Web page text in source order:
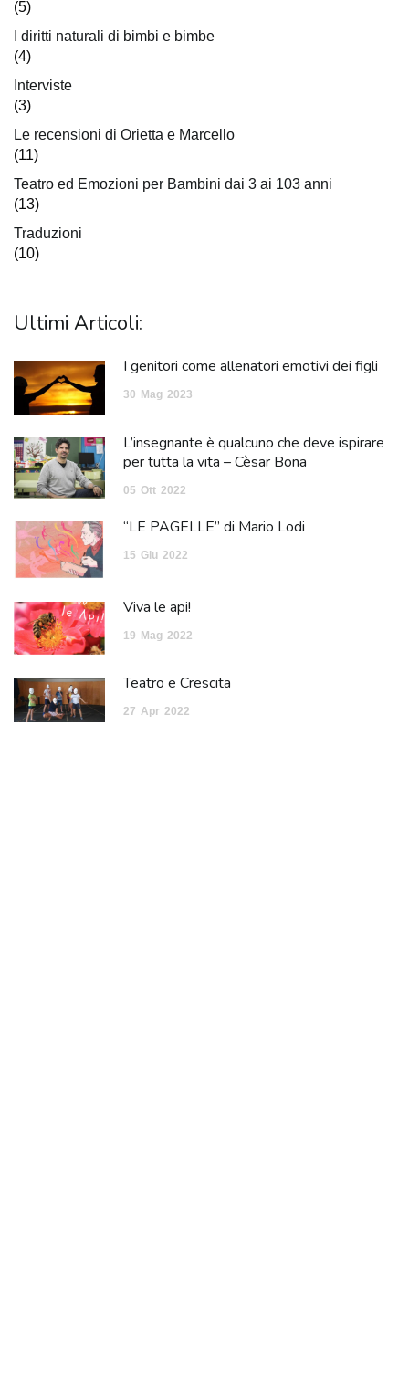
(5)
I diritti naturali di bimbi e bimbe
(4)
Interviste
(3)
Le recensioni di Orietta e Marcello
(11)
Teatro ed Emozioni per Bambini dai 3 ai 103 anni
(13)
Traduzioni
(10)
Ultimi Articoli:
I genitori come allenatori emotivi dei figli
30 Mag 2023
L’insegnante è qualcuno che deve ispirare
per tutta la vita – Cèsar Bona
05 Ott 2022
“LE PAGELLE” di Mario Lodi
15 Giu 2022
Viva le api!
19 Mag 2022
Teatro e Crescita
27 Apr 2022